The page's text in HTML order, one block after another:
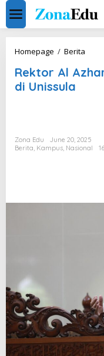
Skip
content
Homepage / Berita
Rektor Al
di Unissula
Zona Edu
June 20, 2025
Berita, Kampus, Nasional